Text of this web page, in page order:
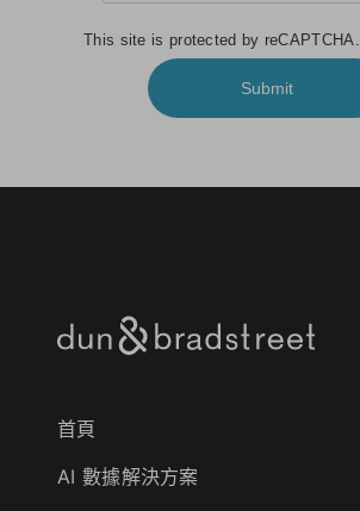
This site is protected by reCAPTCHA.
Submit
首頁
AI 數據解決方案